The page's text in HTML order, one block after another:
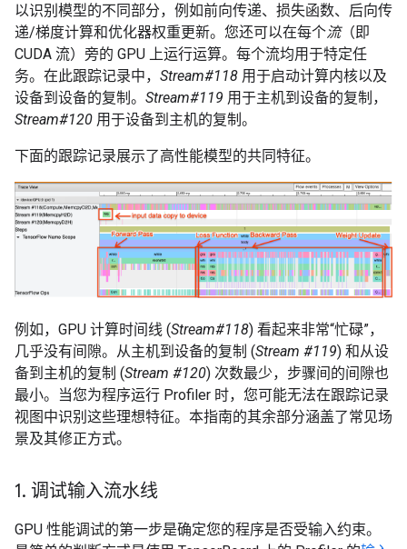
以识别模型的不同部分，例如前向传递、损失函数、后向传
递/梯度计算和优化器权重更新。您还可以在每个流（即
CUDA 流）旁的 GPU 上运行运算。每个流均用于特定任
务。在此跟踪记录中， Stream#118 用于启动计算内核以及
设备到设备的复制。 Stream#119 用于主机到设备的复制，
Stream#120 用于设备到主机的复制。
下面的跟踪记录展示了高性能模型的共同特征。
例如，GPU 计算时间线 (Stream#118) 看起来非常“忙碌”，
几乎没有间隙。从主机到设备的复制 (Stream #119) 和从设
备到主机的复制 (Stream #120) 次数最少，步骤间的间隙也
最小。当您为程序运行 Profiler 时，您可能无法在跟踪记录
视图中识别这些理想特征。本指南的其余部分涵盖了常见场
景及其修正方式。
1. 调试输入流水线
GPU 性能调试的第一步是确定您的程序是否受输入约束。